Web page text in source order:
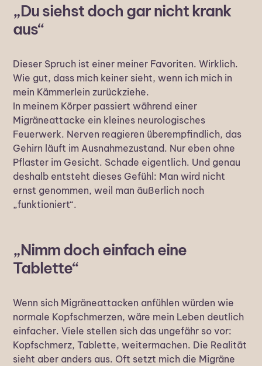
„Du siehst doch gar nicht krank
aus“
Dieser Spruch ist einer meiner Favoriten. Wirklich.
Wie gut, dass mich keiner sieht, wenn ich mich in
mein Kämmerlein zurückziehe.
In meinem Körper passiert während einer
Migräneattacke ein kleines neurologisches
Feuerwerk. Nerven reagieren überempfindlich, das
Gehirn läuft im Ausnahmezustand. Nur eben ohne
Pflaster im Gesicht. Schade eigentlich. Und genau
deshalb entsteht dieses Gefühl: Man wird nicht
ernst genommen, weil man äußerlich noch
„funktioniert“.
„Nimm doch einfach eine
Tablette“
Wenn sich Migräneattacken anfühlen würden wie
normale Kopfschmerzen, wäre mein Leben deutlich
einfacher. Viele stellen sich das ungefähr so vor:
Kopfschmerz, Tablette, weitermachen. Die Realität
sieht aber anders aus. Oft setzt mich die Migräne